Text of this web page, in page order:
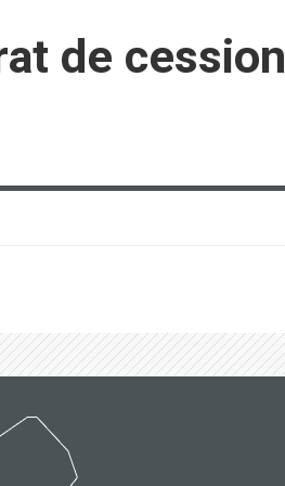
de cession